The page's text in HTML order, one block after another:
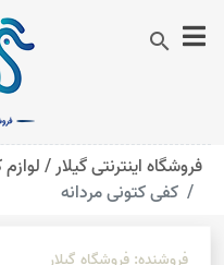
search
فروشگاه اینترنتی گیلار /
کفی کتونی مردانه